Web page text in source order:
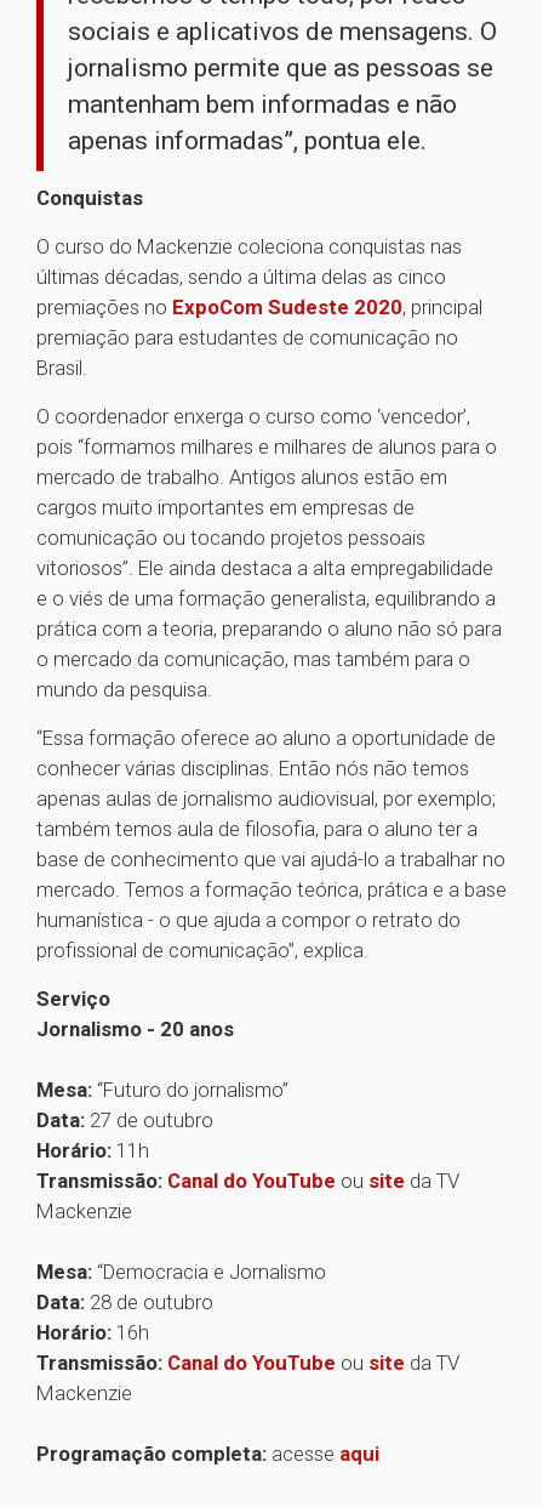
sociais e aplicativos de mensagens. O
jornalismo permite que as pessoas se
mantenham bem informadas e não
apenas informadas”, pontua ele.
Conquistas
O curso do Mackenzie coleciona conquistas nas
últimas décadas, sendo a última delas as cinco
premiações no ExpoCom Sudeste 2020, principal
premiação para estudantes de comunicação no
Brasil.
O coordenador enxerga o curso como ‘vencedor’,
pois “formamos milhares e milhares de alunos para o
mercado de trabalho. Antigos alunos estão em
cargos muito importantes em empresas de
comunicação ou tocando projetos pessoais
vitoriosos”. Ele ainda destaca a alta empregabilidade
e o viés de uma formação generalista, equilibrando a
prática com a teoria, preparando o aluno não só para
o mercado da comunicação, mas também para o
mundo da pesquisa.
“Essa formação oferece ao aluno a oportunidade de
conhecer várias disciplinas. Então nós não temos
apenas aulas de jornalismo audiovisual, por exemplo;
também temos aula de filosofia, para o aluno ter a
base de conhecimento que vai ajudá-lo a trabalhar no
mercado. Temos a formação teórica, prática e a base
humanística - o que ajuda a compor o retrato do
profissional de comunicação”, explica.
Serviço
Jornalismo - 20 anos
Mesa: “Futuro do jornalismo”
Data: 27 de outubro
Horário: 11h
Transmissão: Canal do YouTube ou site da TV
Mackenzie
Mesa: “Democracia e Jornalismo
Data: 28 de outubro
Horário: 16h
Transmissão: Canal do YouTube ou site da TV
Mackenzie
Programação completa: acesse aqui